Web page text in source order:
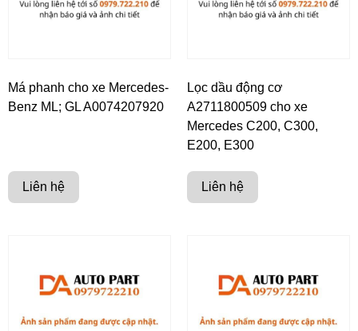
Má phanh cho xe Mercedes-
Benz ML; GL A0074207920
Liên hệ
Lọc dầu động cơ
A2711800509 cho xe
Mercedes C200, C300,
E200, E300
Liên hệ